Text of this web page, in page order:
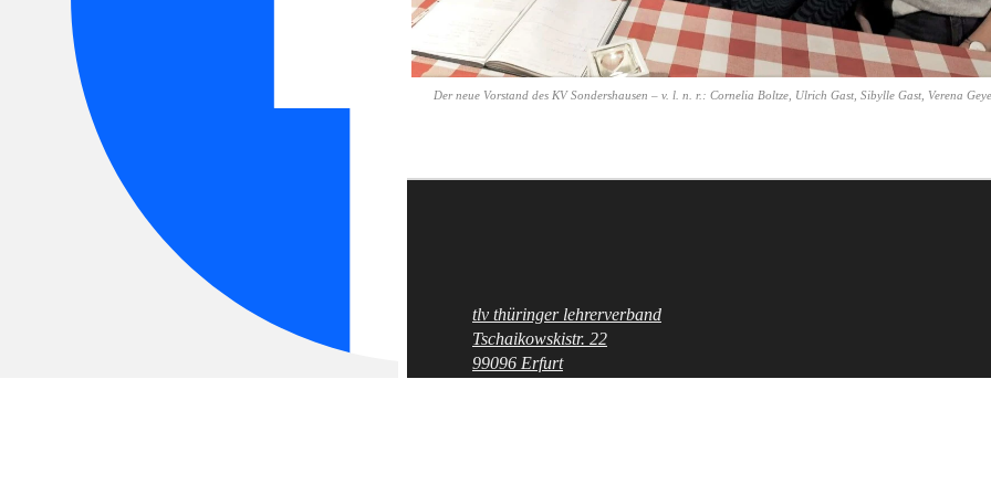
Der neue Vorstand des KV Sondershausen – v. l. n. r.: Cornelia Boltze, Ulrich Gast, Sibylle Gast, Verena
Fußzeile
tlv thüringer lehrerverband
Tschaikowskistr. 22
99096 Erfurt